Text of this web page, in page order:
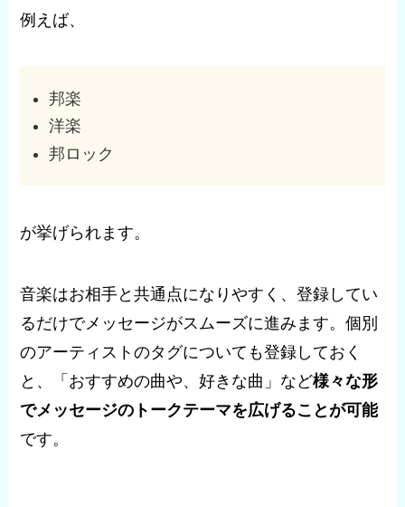
例えば、
邦楽
洋楽
邦ロック
が挙げられます。
音楽はお相手と共通点になりやすく、登録してい
るだけでメッセージがスムーズに進みます。個別
のアーティストのタグについても登録しておく
と、「おすすめの曲や、好きな曲」など様々な形
でメッセージのトークテーマを広げることが可能
です。